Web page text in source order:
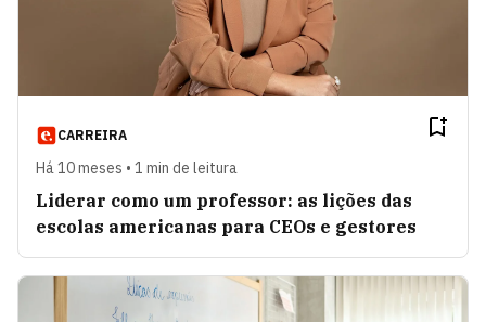
CARREIRA
Há 10 meses • 1 min de leitura
Liderar como um professor: as lições das
escolas americanas para CEOs e gestores